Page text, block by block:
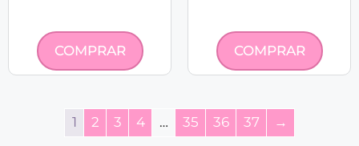
COMPRAR COMPRAR
1 2 3 4 … 35 36 37 →